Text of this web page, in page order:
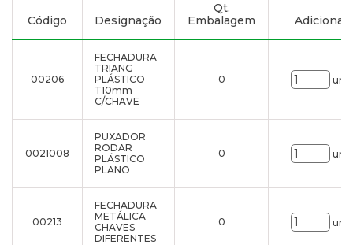
Código Designação
Qt.
Embalagem
Adicionar
00206
FECHADURA
TRIANG
PLÁSTICO
T10mm
C/CHAVE
0 uni.
0021008
PUXADOR
RODAR
PLÁSTICO
PLANO
0 uni.
00213
FECHADURA
METÁLICA
CHAVES
DIFERENTES
0 uni.